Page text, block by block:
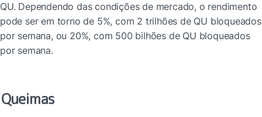
QU. Dependendo das condições de mercado, o rendimento
pode ser em torno de 5%, com 2 trilhões de QU bloqueados
por semana, ou 20%, com 500 bilhões de QU bloqueados
por semana.
Queimas